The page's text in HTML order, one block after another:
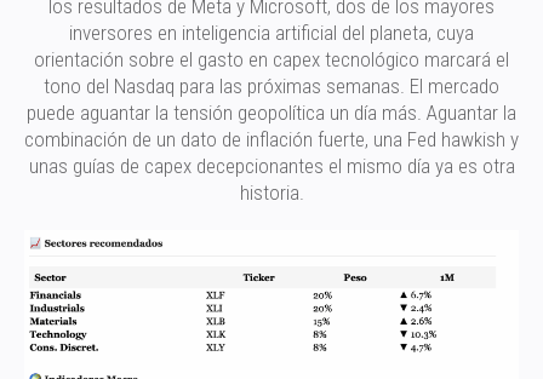
los resultados de Meta y Microsoft, dos de los mayores
inversores en inteligencia artificial del planeta, cuya
orientación sobre el gasto en capex tecnológico marcará el
tono del Nasdaq para las próximas semanas. El mercado
puede aguantar la tensión geopolítica un día más. Aguantar la
combinación de un dato de inflación fuerte, una Fed hawkish y
unas guías de capex decepcionantes el mismo día ya es otra
historia.